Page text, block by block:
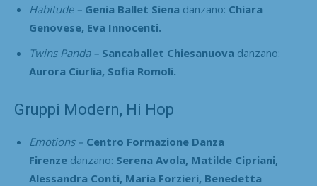
Habitude – Genia Ballet Siena danzano: Chiara
Genovese, Eva Innocenti.
Twins Panda – Sancaballet Chiesanuova danzano:
Aurora Ciurlia, Sofia Romoli.
Gruppi Modern, Hi Hop
Emotions – Centro Formazione Danza
Firenze danzano: Serena Avola, Matilde Cipriani,
Alessandra Conti, Maria Forzieri, Benedetta